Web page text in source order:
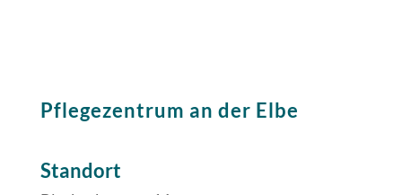
Pflegezentrum an der Elbe
Standort